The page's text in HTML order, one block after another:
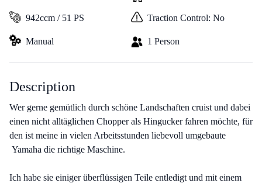
942ccm / 51 PS Traction Control: No
Manual 1 Person
Description
Wer gerne gemütlich durch schöne Landschaften cruist und dabei
einen nicht alltäglichen Chopper als Hingucker fahren möchte, für
den ist meine in vielen Arbeitsstunden liebevoll umgebaute
Yamaha die richtige Maschine.
Ich habe sie einiger überflüssigen Teile entledigt und mit einem